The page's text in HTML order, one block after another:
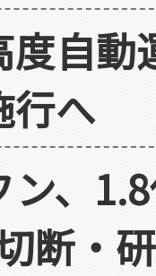
度自
行へ
ン、
断・